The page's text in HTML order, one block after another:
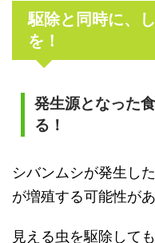
駆除と同時に、
を！
発生源となった
る！
シバンムシが発生し
が増殖する可能性があ
見える虫を駆除して